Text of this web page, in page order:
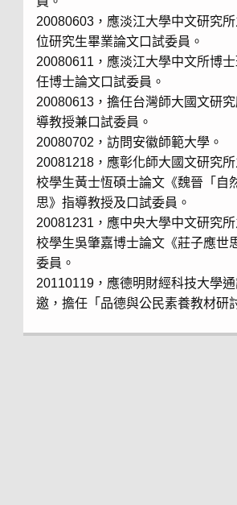
20080603，應淡江大學中文研究
位研究生畢業論文口試委員。
20080611，應淡江大學中文所博
任博士論文口試委員。
20080613，擔任台灣師大國文研
導教授兼口試委員。
20080702，訪問安徽師範大學。
20081218，應彰化師大國文研究
校學生黃士恆碩士論文《魏晉「自
思》指導教授及口試委員。
20081231，應中央大學中文研究
校學生吳肇嘉博士論文《莊子應世
委員。
20110119，應德明財經科技大學
邀，擔任「品德與公民素養教材研